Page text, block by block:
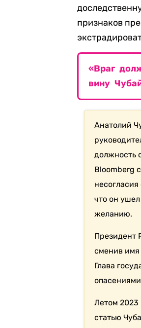
признаков
«Враг
вину
Анатолий
должность
Bloomberg
что он
желанию.
Президент
сменив
Глава
Летом
статью